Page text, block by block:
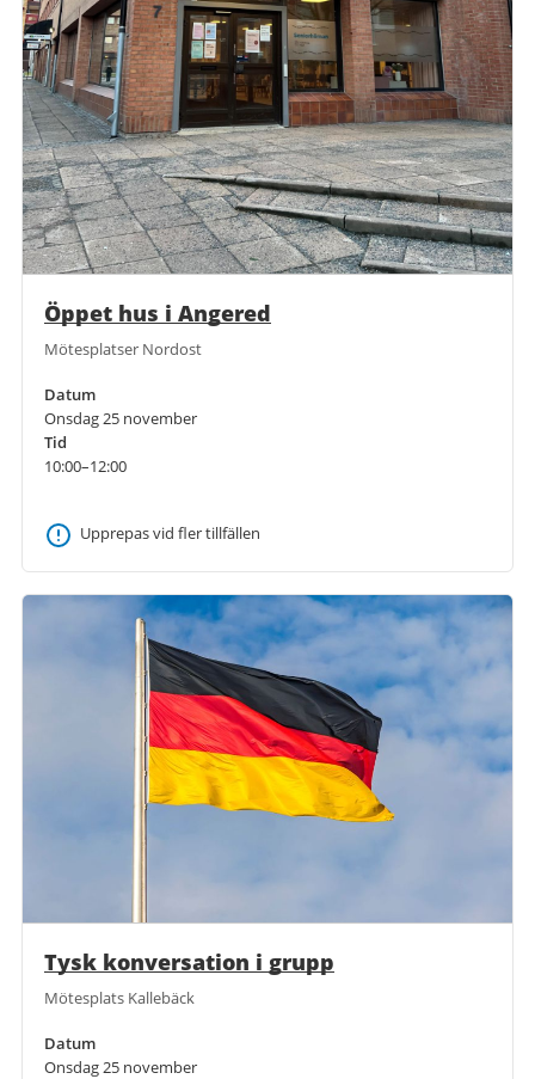
Öppet hus i Angered
Mötesplatser Nordost
Datum
Onsdag 25 november
Tid
10:00–12:00
Upprepas vid fler tillfällen
Tysk konversation i grupp
Mötesplats Kallebäck
Datum
Onsdag 25 november